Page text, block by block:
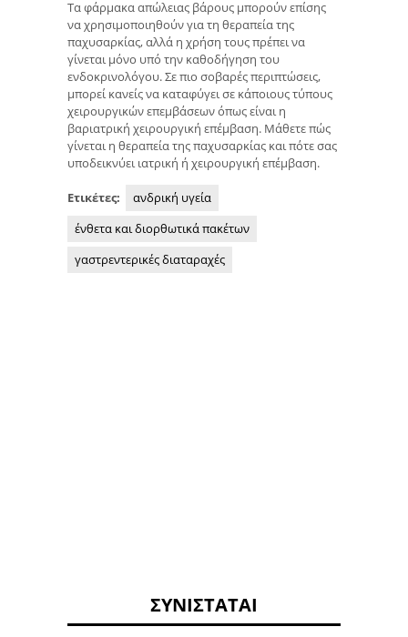
Τα φάρμακα απώλειας βάρους μπορούν επίσης
να χρησιμοποιηθούν για τη θεραπεία της
παχυσαρκίας, αλλά η χρήση τους πρέπει να
γίνεται μόνο υπό την καθοδήγηση του
ενδοκρινολόγου. Σε πιο σοβαρές περιπτώσεις,
μπορεί κανείς να καταφύγει σε κάποιους τύπους
χειρουργικών επεμβάσεων όπως είναι η
βαριατρική χειρουργική επέμβαση. Μάθετε πώς
γίνεται η θεραπεία της παχυσαρκίας και πότε σας
υποδεικνύει ιατρική ή χειρουργική επέμβαση.
Ετικέτες:
ανδρική υγεία
ένθετα και διορθωτικά πακέτων
γαστρεντερικές διαταραχές
ΣΥΝΙΣΤΆΤΑΙ